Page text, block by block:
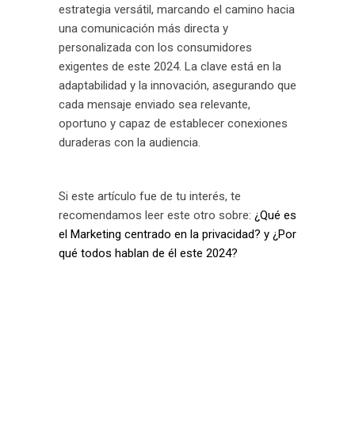
estrategia versátil, marcando el camino hacia
una comunicación más directa y
personalizada con los consumidores
exigentes de este 2024. La clave está en la
adaptabilidad y la innovación, asegurando que
cada mensaje enviado sea relevante,
oportuno y capaz de establecer conexiones
duraderas con la audiencia.
Si este artículo fue de tu interés, te
recomendamos leer este otro sobre: ¿Qué es
el Marketing centrado en la privacidad? y ¿Por
qué todos hablan de él este 2024?